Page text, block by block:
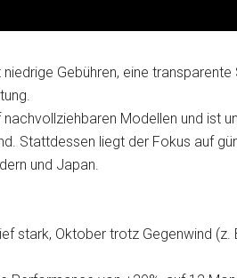
Gebühren, eine
Modellen und ist
Stattdessen liegt der Fokus auf
und Japan.
stark, Oktober trotz Gegenwind (z.